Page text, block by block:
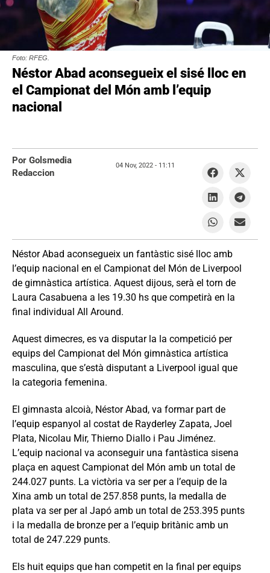
Foto: RFEG.
Néstor Abad aconsegueix el sisé lloc en
el Campionat del Món amb l’equip
nacional
Néstor Abad aconsegueix un fantàstic sisé lloc amb
l’equip nacional en el Campionat del Món de Liverpool
de gimnàstica artística. Aquest dijous, serà el torn de
Laura Casabuena a les 19.30 hs que competirà en la
final individual All Around.
Aquest dimecres, es va disputar la la competició per
equips del Campionat del Món gimnàstica artística
masculina, que s’està disputant a Liverpool igual que
la categoria femenina.
El gimnasta alcoià, Néstor Abad, va formar part de
l’equip espanyol al costat de Rayderley Zapata, Joel
Plata, Nicolau Mir, Thierno Diallo i Pau Jiménez.
L’equip nacional va aconseguir una fantàstica sisena
plaça en aquest Campionat del Món amb un total de
244.027 punts. La victòria va ser per a l’equip de la
Xina amb un total de 257.858 punts, la medalla de
plata va ser per al Japó amb un total de 253.395 punts
i la medalla de bronze per a l’equip britànic amb un
total de 247.229 punts.
Els huit equips que han competit en la final per equips
Por Golsmedia
Redaccion
04 Nov, 2022 - 11:11